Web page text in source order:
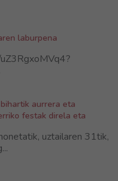
laburpena
aurrera eta
festak direla eta
uztailaren 31tik,